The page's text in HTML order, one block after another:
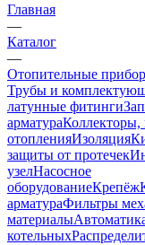
Главная
—
Каталог
—
Отопительные
Трубы и
латунные фитинги
арматура
отопленияИзоляция
защиты от протечек
узелНасосное
оборудованиеКрепёж
арматураФильтры
материалы
котельных